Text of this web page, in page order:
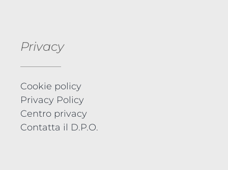
Privacy
Cookie policy
Privacy Policy
Centro privacy
Contatta il D.P.O.